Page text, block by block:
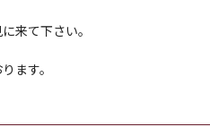
来て下さい。
ます。